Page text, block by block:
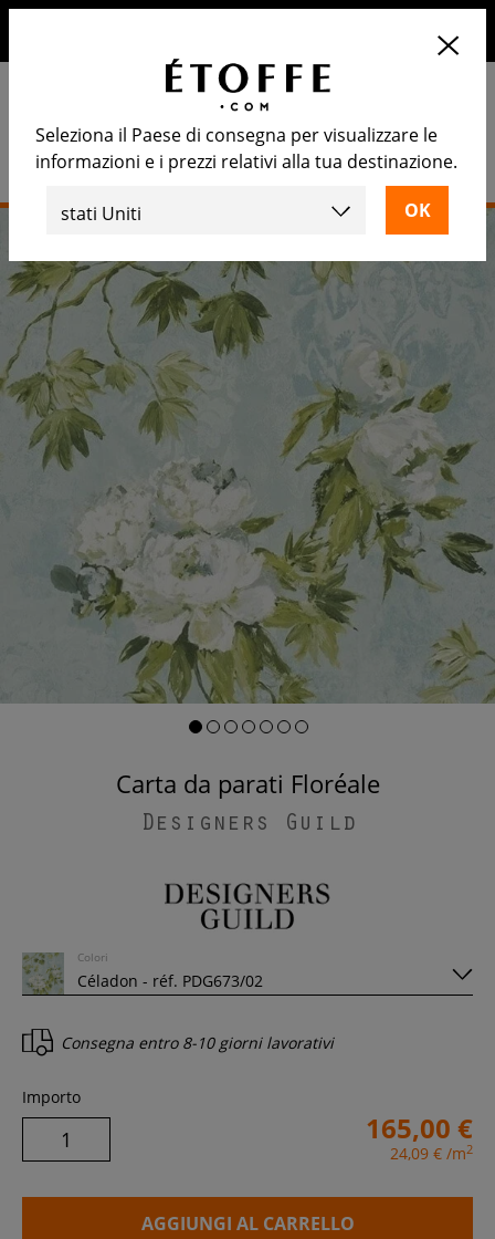
Carta da parati Floréale
Designers Guild
Colori
Consegna entro 8-10 giorni lavorativi
Importo
165,00 €
24,09 € /m2
AGGIUNGI AL CARRELLO
Seleziona il Paese di consegna per visualizzare le
informazioni e i prezzi relativi alla tua destinazione.